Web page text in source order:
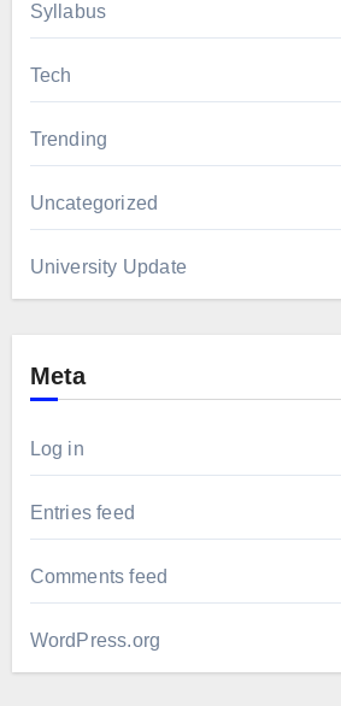
Syllabus
Tech
Trending
Uncategorized
University Update
Meta
Log in
Entries feed
Comments feed
WordPress.org